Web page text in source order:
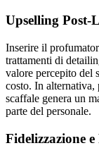
Upselling Post-
Inserire il
trattamenti di
valore percepito del
costo. In alternativa,
scaffale genera un
parte del personale.
Fidelizzazione